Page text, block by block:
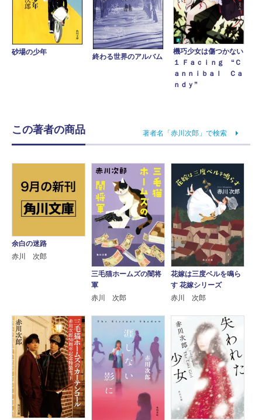
砂場の少年
終わる世界のアルバム
機巧少女は傷つかない
１ Ｆａｃｉｎｇ “Ｃ
ａｎｎｉｂａｌ Ｃａ
ｎｄｙ”
この著者の商品 著者名「赤川次郎」で検索
余白の迷路
赤川 次郎
三毛猫ホームズの闇将
軍
赤川 次郎
花嫁は三度ベルを鳴ら
す 花嫁シリーズ
赤川 次郎